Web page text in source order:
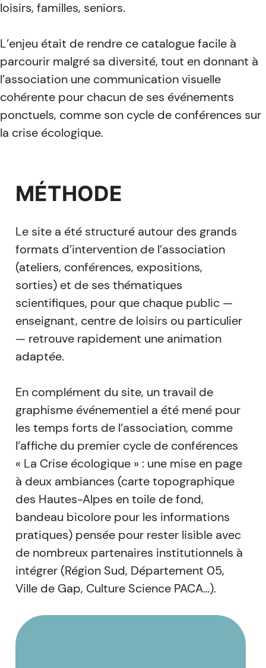
loisirs, familles, seniors.
L’enjeu était de rendre ce catalogue facile à
parcourir malgré sa diversité, tout en donnant à
l’association une communication visuelle
cohérente pour chacun de ses événements
ponctuels, comme son cycle de conférences sur
la crise écologique.
MÉTHODE
Le site a été structuré autour des grands
formats d’intervention de l’association
(ateliers, conférences, expositions,
sorties) et de ses thématiques
scientifiques, pour que chaque public —
enseignant, centre de loisirs ou particulier
— retrouve rapidement une animation
adaptée.
En complément du site, un travail de
graphisme événementiel a été mené pour
les temps forts de l’association, comme
l’affiche du premier cycle de conférences
« La Crise écologique » : une mise en page
à deux ambiances (carte topographique
des Hautes-Alpes en toile de fond,
bandeau bicolore pour les informations
pratiques) pensée pour rester lisible avec
de nombreux partenaires institutionnels à
intégrer (Région Sud, Département 05,
Ville de Gap, Culture Science PACA…).